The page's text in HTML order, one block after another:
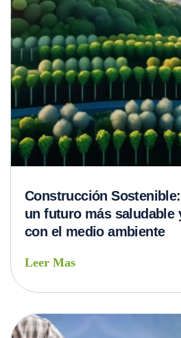
Construcción
un futuro más saludable
con el medio ambiente
Leer Mas